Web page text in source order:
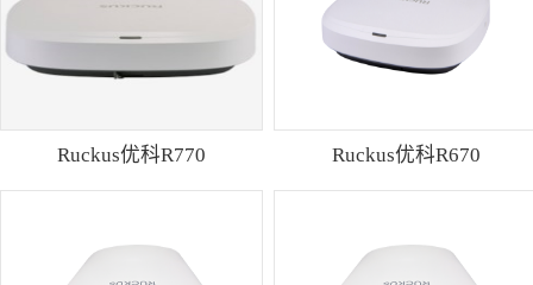
Ruckus优科R770 Ruckus优科R670